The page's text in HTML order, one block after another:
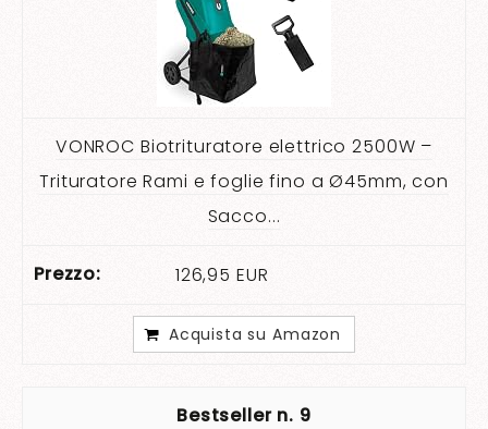
VONROC Biotrituratore elettrico 2500W –
Trituratore Rami e foglie fino a Ø45mm, con
Sacco...
126,95 EUR
Acquista su Amazon
9